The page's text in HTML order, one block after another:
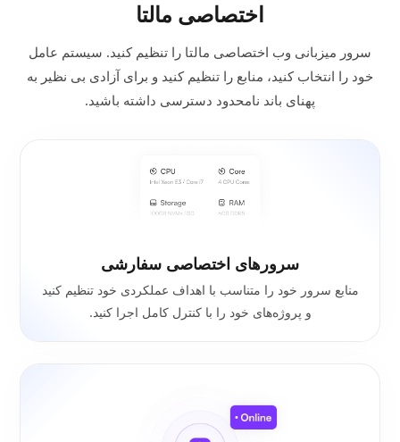
اختصاصی مالتا
سرور میزبانی وب اختصاصی مالتا را تنظیم کنید. سیستم عامل
خود را انتخاب کنید، منابع را تنظیم کنید و برای آزادی بی نظیر به
پهنای باند نامحدود دسترسی داشته باشید.
سرورهای اختصاصی سفارشی
منابع سرور خود را متناسب با اهداف عملکردی خود تنظیم کنید
و پروژه‌های خود را با کنترل کامل اجرا کنید.